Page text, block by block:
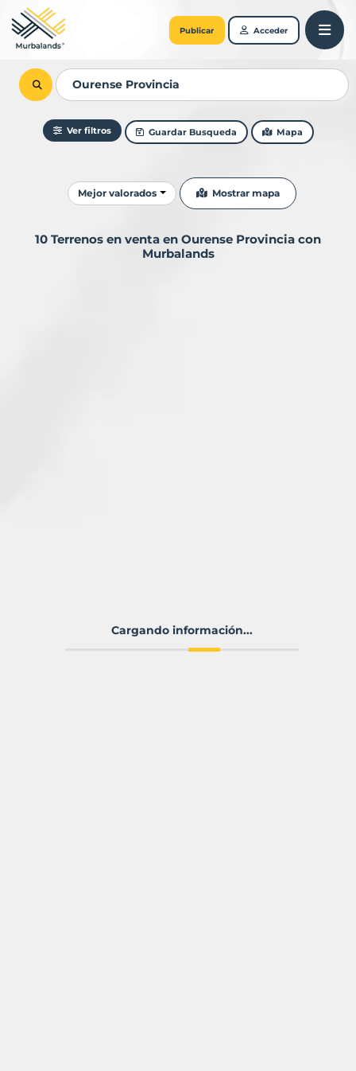
Publicar Acceder
Ver filtros Guardar Busqueda Mapa
Ordenar resultados
Mejor valorados Mostrar mapa
10 Terrenos en venta en Ourense Provincia con
Murbalands
Cargando información...